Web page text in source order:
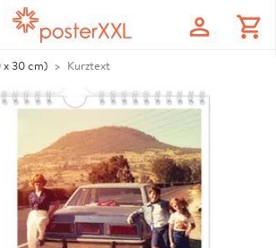
profile shopping_cart
x 30 cm) Kurztext